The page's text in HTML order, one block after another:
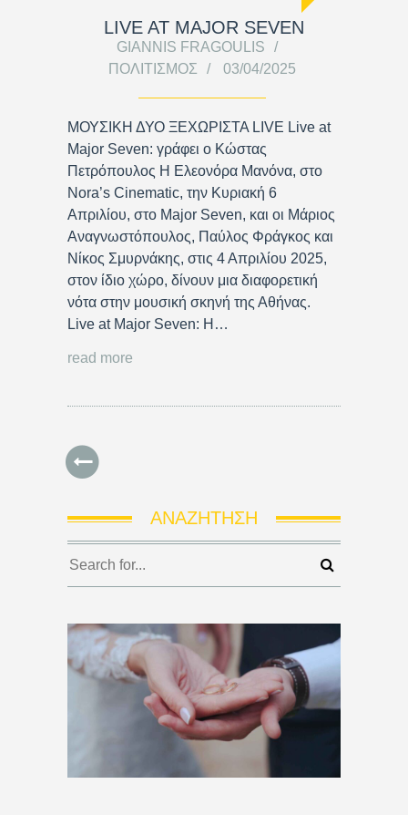
LIVE AT MAJOR SEVEN
GIANNIS FRAGOULIS
ΠΟΛΙΤΙΣΜΌΣ
03/04/2025
ΜΟΥΣΙΚΗ ΔΥΟ ΞΕΧΩΡΙΣΤΑ LIVE Live at
Major Seven: γράφει ο Κώστας
Πετρόπουλος Η Ελεονόρα Μανόνα, στο
Nora’s Cinematic, την Κυριακή 6
Απριλίου, στο Major Seven, και οι Μάριος
Αναγνωστόπουλος, Παύλος Φράγκος και
Νίκος Σμυρνάκης, στις 4 Απριλίου 2025,
στον ίδιο χώρο, δίνουν μια διαφορετική
νότα στην μουσική σκηνή της Αθήνας.
Live at Major Seven: Η…
read more
ΑΝΑΖΉΤΗΣΗ